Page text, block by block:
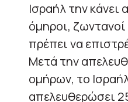
Ισραήλ την κάνει
όμηροι, ζωντανοί
πρέπει να
Μετά την
ομήρων, το
απελευθερώσει